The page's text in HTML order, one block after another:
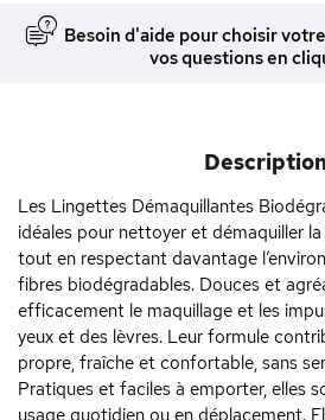
Besoin d'aide pour choisir
vos questions en
Description
Les Lingettes Démaquillantes
idéales pour nettoyer et démaquiller
tout en respectant davantage
fibres biodégradables. Douces et
efficacement le maquillage et les
yeux et des lèvres. Leur formule
propre, fraîche et confortable, sans
Pratiques et faciles à emporter, elles
usage quotidien ou en déplacement.